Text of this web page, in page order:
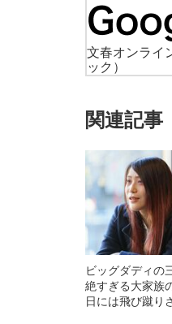
文春オンライ
ック）
関連記事
ビッグダディの
絶すぎる大家族
日には飛び蹴り